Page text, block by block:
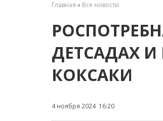
Главная » Все новости
ДЕТСАДАХ
КОКСАКИ
4 ноября 2024 16:20